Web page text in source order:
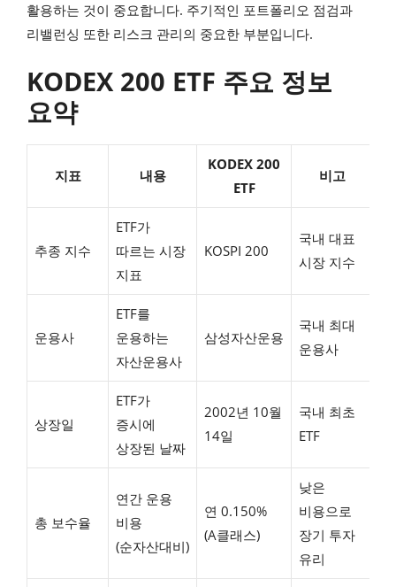
활용하는 것이 중요합니다. 주기적인 포트폴리오 점검과
리밸런싱 또한 리스크 관리의 중요한 부분입니다.
KODEX 200 ETF 주요 정보
요약
지표 내용
KODEX 200
ETF
비고
추종 지수
ETF가
따르는 시장
지표
KOSPI 200
국내 대표
시장 지수
운용사
ETF를
운용하는
자산운용사
삼성자산운용
국내 최대
운용사
상장일
ETF가
증시에
상장된 날짜
2002년 10월
14일
국내 최초
ETF
총 보수율
연간 운용
비용
(순자산대비)
연 0.150%
(A클래스)
낮은
비용으로
장기 투자
유리